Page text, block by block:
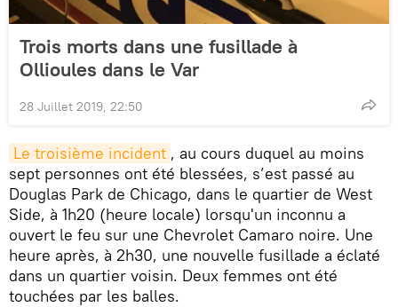
Trois morts dans une fusillade à
Ollioules dans le Var
28 Juillet 2019, 22:50
Le troisième incident , au cours duquel au moins
sept personnes ont été blessées, s’est passé au
Douglas Park de Chicago, dans le quartier de West
Side, à 1h20 (heure locale) lorsqu'un inconnu a
ouvert le feu sur une Chevrolet Camaro noire. Une
heure après, à 2h30, une nouvelle fusillade a éclaté
dans un quartier voisin. Deux femmes ont été
touchées par les balles.